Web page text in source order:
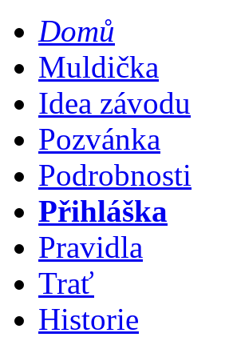
Domů
Muldička
Idea závodu
Pozvánka
Podrobnosti
Přihláška
Pravidla
Trať
Historie